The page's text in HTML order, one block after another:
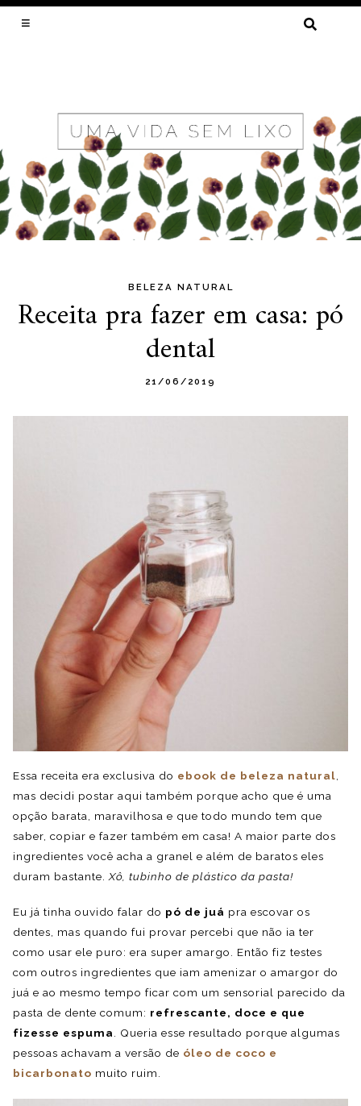
PESQUISAR
LIXO ZERO, MENOS DESPERDÍCIO E
SUSTENTABILIDADE POR CRISTAL MUNIZ
BELEZA NATURAL
Receita pra fazer em casa: pó
dental
21/06/2019
Essa receita era exclusiva do ebook de beleza natural
mas decidi postar aqui também porque acho que é uma
opção barata, maravilhosa e que todo mundo tem que
saber, copiar e fazer também em casa! A maior parte dos
ingredientes você acha a granel e além de baratos eles
duram bastante. Xô, tubinho de plástico da pasta!
Eu já tinha ouvido falar do pó de juá pra escovar os
dentes, mas quando fui provar percebi que não ia ter
como usar ele puro: era super amargo. Então fiz testes
com outros ingredientes que iam amenizar o amargor do
juá e ao mesmo tempo ficar com um sensorial parecido da
pasta de dente comum: refrescante, doce e que
fizesse espuma
. Queria esse resultado porque algumas
pessoas achavam a versão de óleo de coco e
bicarbonato muito ruim.